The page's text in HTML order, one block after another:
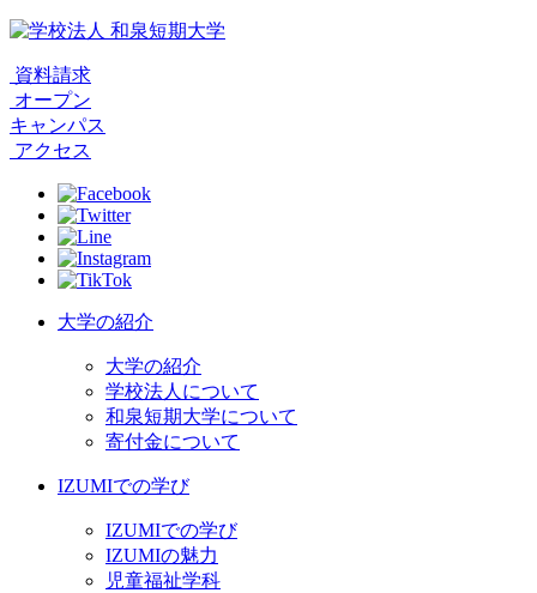
資料請求
オープン
キャンパス
アクセス
大学の紹介
大学の紹介
学校法人について
和泉短期大学について
寄付金について
IZUMIでの学び
IZUMIでの学び
IZUMIの魅力
児童福祉学科